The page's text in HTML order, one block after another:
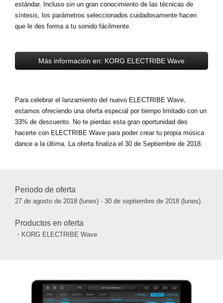
estándar. Incluso sin un gran conocimiento de las técnicas de
síntesis, los parámetros seleccionados cuidadosamente hacen
que le des forma a tu sonido fácilmente.
Más información en: KORG ELECTRIBE Wave
Para celebrar el lanzamiento del nuevo ELECTRIBE Wave,
estamos ofreciendo una oferta especial por tiempo limitado con un
33% de descuento. No te pierdas esta gran oportunidad des
hacerte con ELECTRIBE Wave para poder crear tu propia música
dance a la última. La oferta finaliza el 30 de Septiembre de 2018.
Periodo de oferta
27 de agosto de 2018 (lunes) - 30 de septiembre de 2018 (lunes).
Productos en oferta
・KORG ELECTRIBE Wave